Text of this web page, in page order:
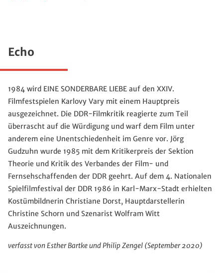
Echo
1984 wird EINE SONDERBARE LIEBE auf den XXIV.
Filmfestspielen Karlovy Vary mit einem Hauptpreis
ausgezeichnet. Die DDR-Filmkritik reagierte zum Teil
überrascht auf die Würdigung und warf dem Film unter
anderem eine Unentschiedenheit im Genre vor. Jörg
Gudzuhn wurde 1985 mit dem Kritikerpreis der Sektion
Theorie und Kritik des Verbandes der Film- und
Fernsehschaffenden der DDR geehrt. Auf dem 4. Nationalen
Spielfilmfestival der DDR 1986 in Karl-Marx-Stadt erhielten
Kostümbildnerin Christiane Dorst, Hauptdarstellerin
Christine Schorn und Szenarist Wolfram Witt
Auszeichnungen.
verfasst von Esther Bartke und Philip Zengel (September 2020)